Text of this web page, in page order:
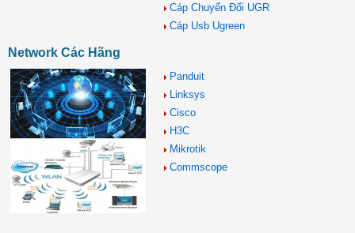
Cáp Chuyển Đổi UGR
Cáp Usb Ugreen
Network Các Hãng
Panduit
Linksys
Cisco
H3C
Mikrotik
Commscope